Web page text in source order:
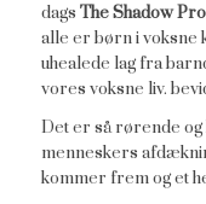
dags The Shadow
alle er børn i voksne
uhealede lag fra
vores voksne liv.
Det er så rørende
menneskers
kommer frem og et